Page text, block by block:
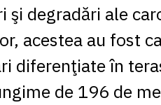
şi degradări ale
acestea au fost
diferenţiate în
de 196 de